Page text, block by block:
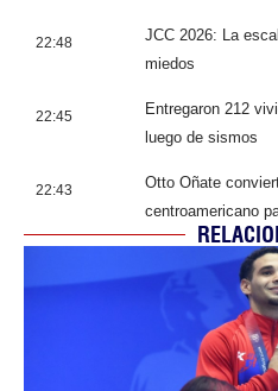
22:48
JCC 2026: La
miedos
22:45
Entregaron 212
luego de sismos
22:43
Otto Oñate
centroamericano